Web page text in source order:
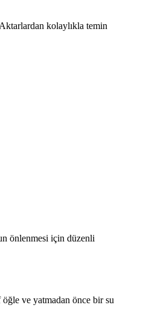
kolaylıkla temin
önlenmesi için düzenli
ve yatmadan önce bir su